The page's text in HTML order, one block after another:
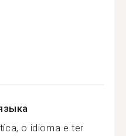
o idioma e ter